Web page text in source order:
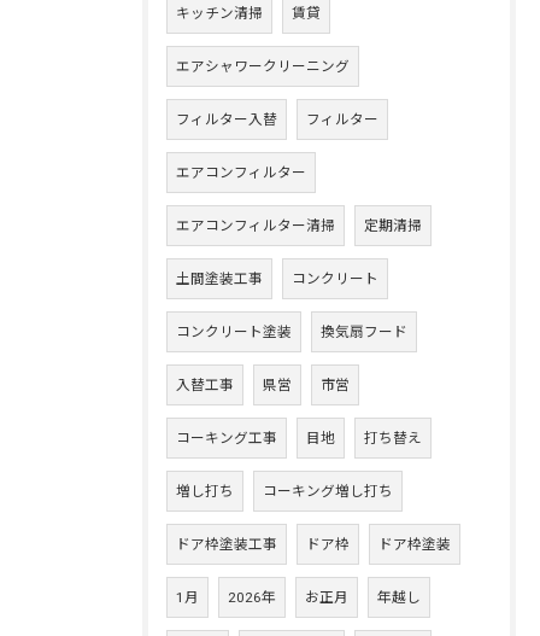
キッチン清掃 賃貸
エアシャワークリーニング
フィルター入替 フィルター
エアコンフィルター
エアコンフィルター清掃 定期清掃
土間塗装工事 コンクリート
コンクリート塗装 換気扇フード
入替工事 県営 市営
コーキング工事 目地 打ち替え
増し打ち コーキング増し打ち
ドア枠塗装工事 ドア枠 ドア枠塗装
1月 2026年 お正月 年越し